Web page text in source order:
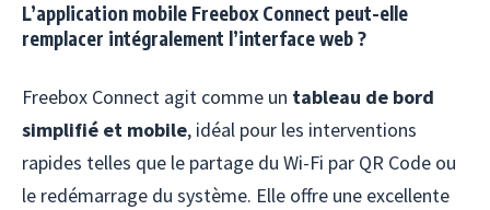
L’application mobile Freebox Connect peut-elle
remplacer intégralement l’interface web ?
Freebox Connect agit comme un tableau de bord
simplifié et mobile, idéal pour les interventions
rapides telles que le partage du Wi-Fi par QR Code ou
le redémarrage du système. Elle offre une excellente